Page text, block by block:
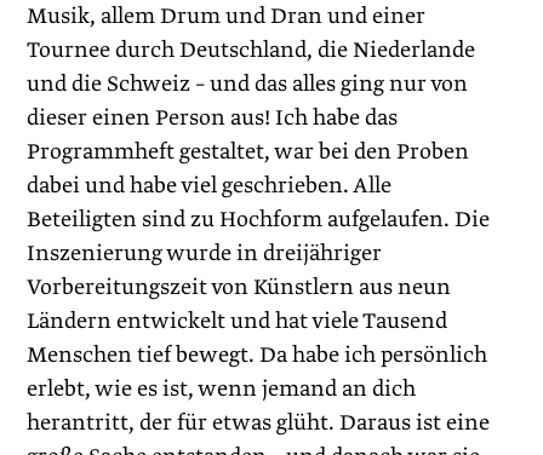
Musik, allem Drum und Dran und einer
Tournee durch Deutschland, die Niederlande
und die Schweiz – und das alles ging nur von
dieser einen Person aus! Ich habe das
Programmheft gestaltet, war bei den Proben
dabei und habe viel geschrieben. Alle
Beteiligten sind zu Hochform aufgelaufen. Die
Inszenierung wurde in dreijähriger
Vorbereitungszeit von Künstlern aus neun
Ländern entwickelt und hat viele Tausend
Menschen tief bewegt. Da habe ich persönlich
erlebt, wie es ist, wenn jemand an dich
herantritt, der für etwas glüht. Daraus ist eine